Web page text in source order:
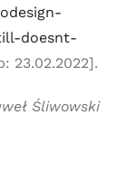
doesnt-
23.02.2022].
Śliwowski